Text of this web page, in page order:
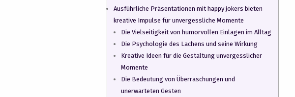
Ausführliche Präsentationen mit happy jokers bieten
kreative Impulse für unvergessliche Momente
Die Vielseitigkeit von humorvollen Einlagen im Alltag
Die Psychologie des Lachens und seine Wirkung
Kreative Ideen für die Gestaltung unvergesslicher
Momente
Die Bedeutung von Überraschungen und
unerwarteten Gesten